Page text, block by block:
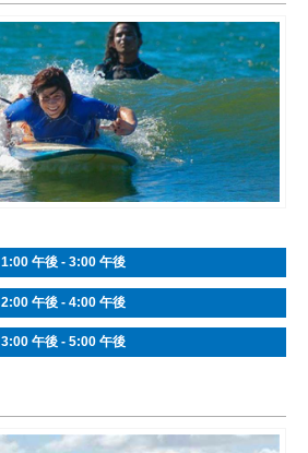
1:00 午後 - 3:00 午後
2:00 午後 - 4:00 午後
3:00 午後 - 5:00 午後